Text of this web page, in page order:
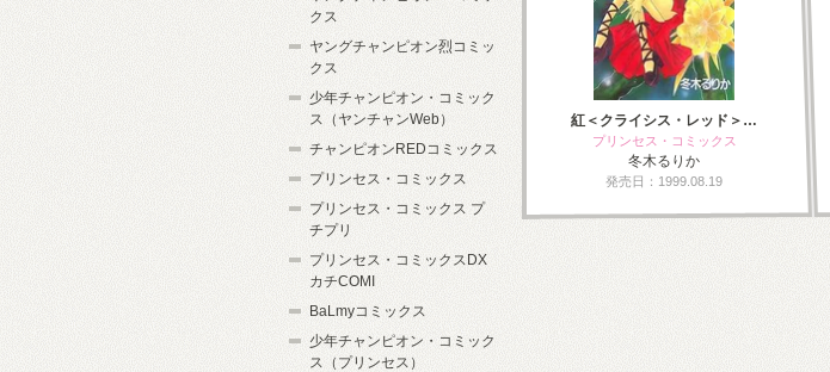
紅＜クライシス・レッド＞…
プリンセス・コミックス
冬木るりか
発売日：1999.08.19
クス
ヤングチャンピオン烈コミッ
クス
少年チャンピオン・コミック
ス（ヤンチャンWeb）
チャンピオンREDコミックス
プリンセス・コミックス
プリンセス・コミックス プ
チプリ
プリンセス・コミックスDX
カチCOMI
BaLmyコミックス
少年チャンピオン・コミック
ス（プリンセス）